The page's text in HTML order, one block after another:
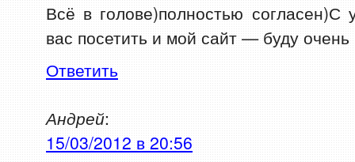
Всё в голове)полностью согласен)С
вас посетить и мой сайт — буду
Ответить
Андрей:
15/03/2012 в 20:56